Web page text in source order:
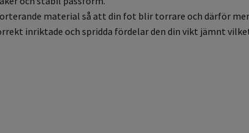
material så att din fot blir torrare och därför
inriktade och spridda fördelar den din vikt jämnt